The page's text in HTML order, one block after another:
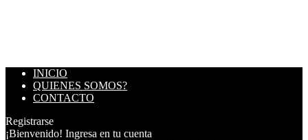
INICIO
QUIENES SOMOS?
CONTACTO
Registrarse
¡Bienvenido! Ingresa en tu cuenta